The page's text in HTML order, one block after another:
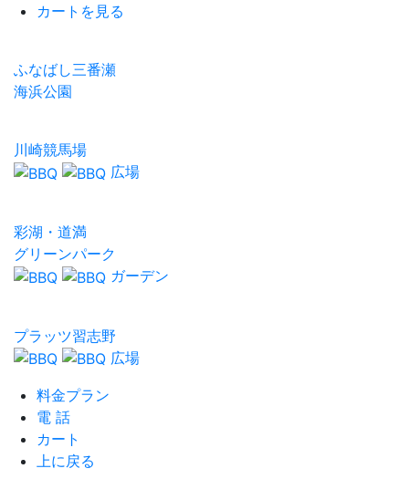
カートを見る
ふなばし三番瀬
海浜公園
川崎競馬場
広場
彩湖・道満
グリーンパーク
ガーデン
プラッツ習志野
広場
料金プラン
電 話
カート
上に戻る